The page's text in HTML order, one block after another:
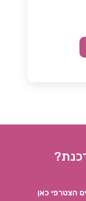
הצטרפי כאן